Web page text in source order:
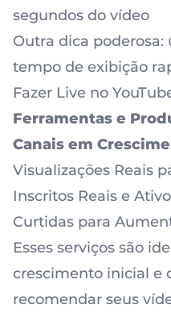
segundos do vídeo
Outra dica poderosa:
tempo de exibição
Fazer Live no
Ferramentas e
Canais em
Visualizações Reais
Inscritos Reais e
Curtidas para
Esses serviços são
crescimento inicial e
recomendar seus